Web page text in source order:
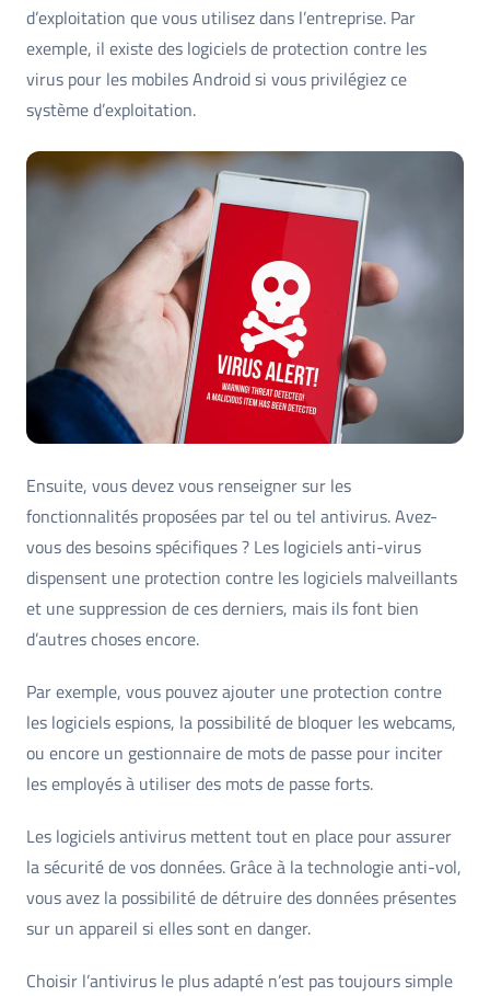
d’exploitation que vous utilisez dans l’entreprise. Par
exemple, il existe des logiciels de protection contre les
virus pour les mobiles Android si vous privilégiez ce
système d’exploitation.
Ensuite, vous devez vous renseigner sur les
fonctionnalités proposées par tel ou tel antivirus. Avez-
vous des besoins spécifiques ? Les logiciels anti-virus
dispensent une protection contre les logiciels malveillants
et une suppression de ces derniers, mais ils font bien
d’autres choses encore.
Par exemple, vous pouvez ajouter une protection contre
les logiciels espions, la possibilité de bloquer les webcams,
ou encore un gestionnaire de mots de passe pour inciter
les employés à utiliser des mots de passe forts.
Les logiciels antivirus mettent tout en place pour assurer
la sécurité de vos données. Grâce à la technologie anti-vol,
vous avez la possibilité de détruire des données présentes
sur un appareil si elles sont en danger.
Choisir l’antivirus le plus adapté n’est pas toujours simple